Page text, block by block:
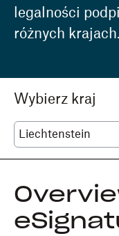
legalności
różnych krajach.
Wybierz kraj